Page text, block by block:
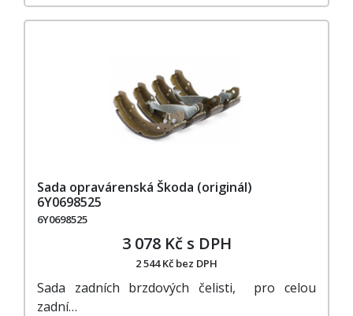
Sada opravárenská Škoda (originál)
6Y0698525
6Y0698525
3 078 Kč s DPH
2 544 Kč bez DPH
Sada zadních brzdových čelisti, pro celou
zadní…